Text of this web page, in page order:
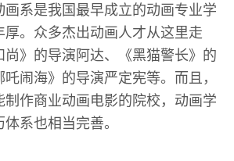
画系是我国最早成立的动画专业学
厚。众多杰出动画人才从这里走
尚》的导演阿达、《黑猫警长》的
闹海》的导演严定宪等。而且，
制作商业动画电影的院校，动画学
系也相当完善。